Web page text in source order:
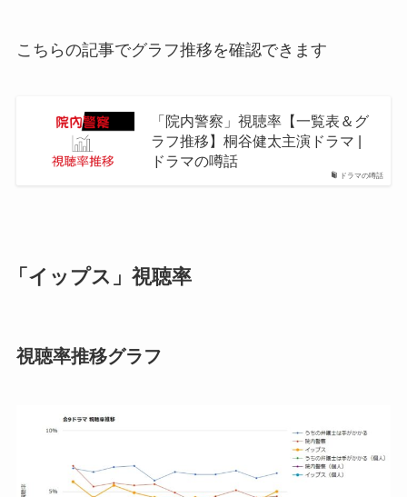
こちらの記事でグラフ推移を確認できます
ドラマの噂話
「院内警察」視聴率【一覧表＆グ
ラフ推移】桐谷健太主演ドラマ |
ドラマの噂話
「イップス」視聴率
視聴率推移グラフ